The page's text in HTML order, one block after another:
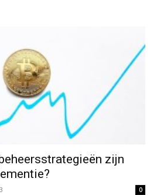
zijn
0